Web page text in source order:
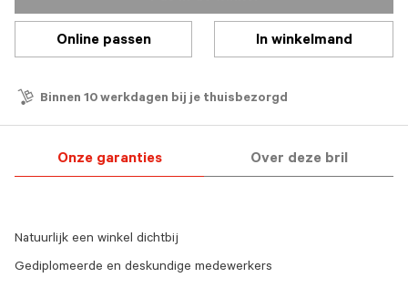
Online passen In winkelmand
Binnen 10 werkdagen bij je thuisbezorgd
Onze garanties Over deze bril
Natuurlijk een winkel dichtbij
Gediplomeerde en deskundige medewerkers